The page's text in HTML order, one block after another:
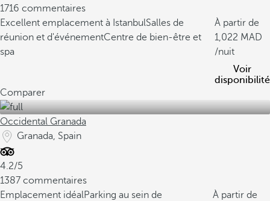
1716 commentaires
Excellent emplacement à IstanbulSalles de
réunion et d'événementCentre de bien-être et
spa
À partir de
1,022
/nuit
Voir
disponibilité
Comparer
Occidental Granada
Granada, Spain
4.2/5
1387 commentaires
Emplacement idéalParking au sein de
À partir de